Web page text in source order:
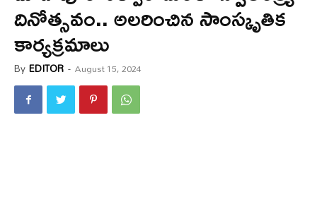
దినోత్సవం.. అలరించిన సాంస్కృతిక
కార్యక్రమాలు
ByEDITOR - August 15, 2024